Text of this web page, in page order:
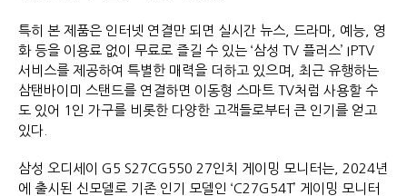
특히 본 제품은 인터넷 연결만 되면 실시간 뉴스, 드라마, 예능, 영
화 등을 이용료 없이 무료로 즐길 수 있는 ‘삼성 TV 플러스’ IPTV
서비스를 제공하여 특별한 매력을 더하고 있으며, 최근 유행하는
삼탠바이미 스탠드를 연결하면 이동형 스마트 TV처럼 사용할 수
도 있어 1인 가구를 비롯한 다양한 고객들로부터 큰 인기를 얻고
있다.
삼성 오디세이 G5 S27CG550 27인치 게이밍 모니터는, 2024년
에 출시된 신모델로 기존 인기 모델인 ‘C27G54T’ 게이밍 모니터